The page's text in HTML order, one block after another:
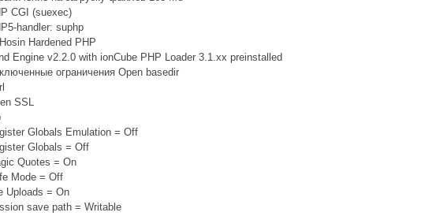
CGI (suexec)
handler: suphp
Hardened PHP
Engine v2.2.0 with ionCube PHP Loader 3.1.xx preinstalled
ограничения Open basedir
SSL
Globals Emulation = Off
Globals = Off
Quotes = On
Mode = Off
Uploads = On
save path = Writable